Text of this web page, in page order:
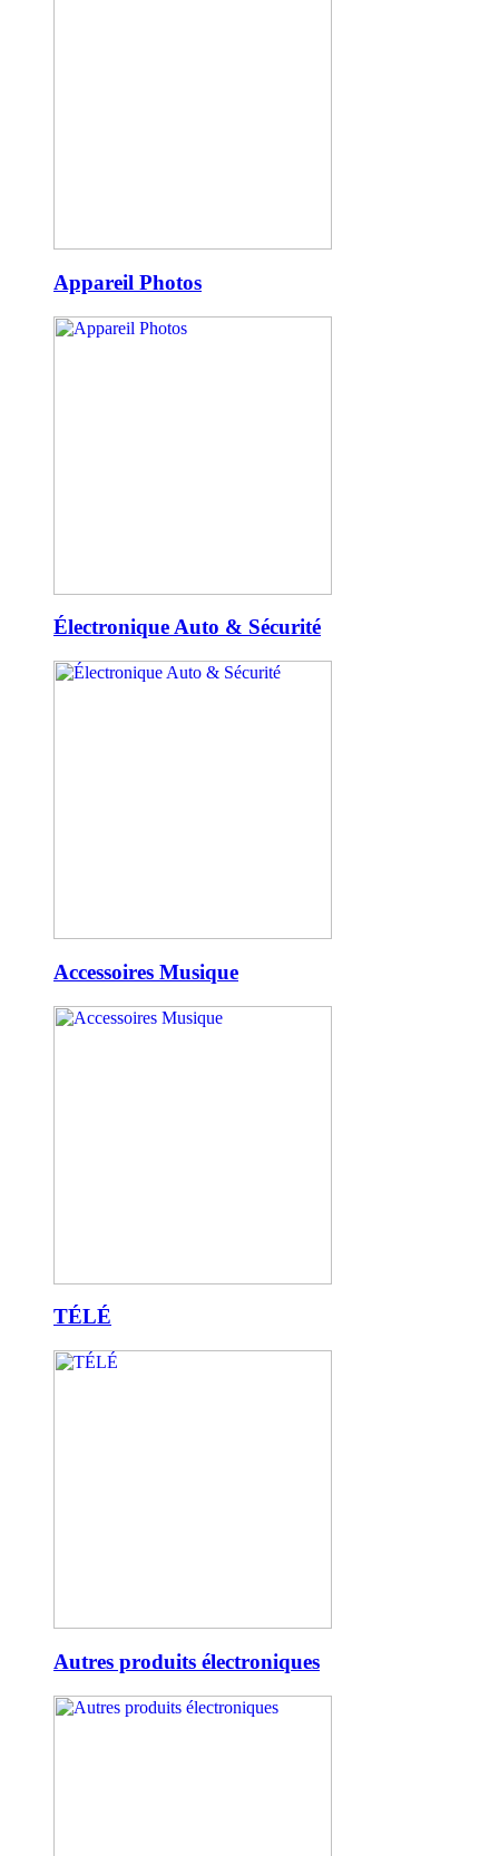
Appareil Photos
Électronique Auto & Sécurité
Accessoires Musique
TÉLÉ
Autres produits électroniques